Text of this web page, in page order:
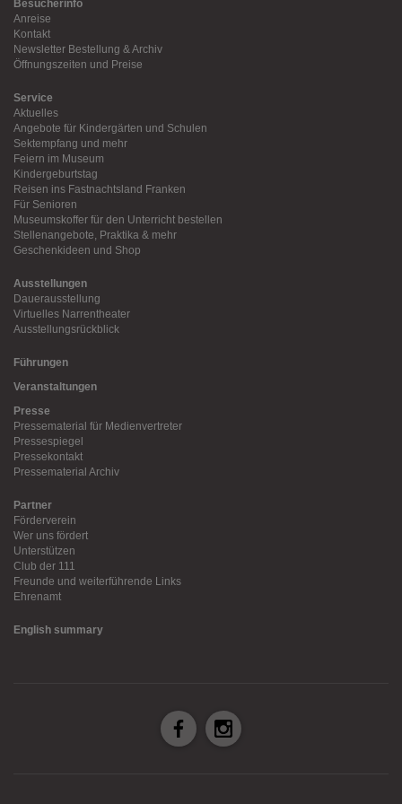
Besucherinfo
Anreise
Kontakt
Newsletter Bestellung & Archiv
Öffnungszeiten und Preise
Service
Aktuelles
Angebote für Kindergärten und Schulen
Sektempfang und mehr
Feiern im Museum
Kindergeburtstag
Reisen ins Fastnachtsland Franken
Für Senioren
Museumskoffer für den Unterricht bestellen
Stellenangebote, Praktika & mehr
Geschenkideen und Shop
Ausstellungen
Dauerausstellung
Virtuelles Narrentheater
Ausstellungsrückblick
Führungen
Veranstaltungen
Presse
Pressematerial für Medienvertreter
Pressespiegel
Pressekontakt
Pressematerial Archiv
Partner
Förderverein
Wer uns fördert
Unterstützen
Club der 111
Freunde und weiterführende Links
Ehrenamt
English summary